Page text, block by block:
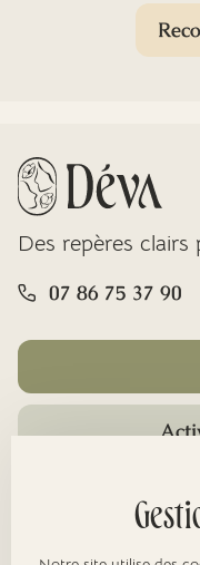
Des repères
07 86 75 37 90